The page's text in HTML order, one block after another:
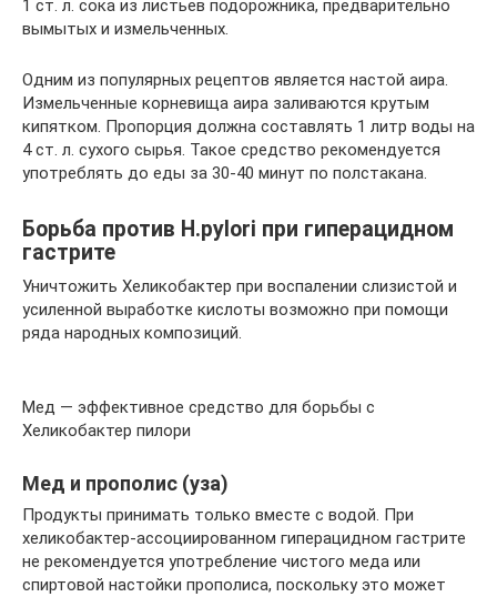
1 ст. л. сока из листьев подорожника, предварительно
вымытых и измельченных.
Одним из популярных рецептов является настой аира.
Измельченные корневища аира заливаются крутым
кипятком. Пропорция должна составлять 1 литр воды на
4 ст. л. сухого сырья. Такое средство рекомендуется
употреблять до еды за 30-40 минут по полстакана.
Борьба против Н.pylori при гиперацидном
гастрите
Уничтожить Хеликобактер при воспалении слизистой и
усиленной выработке кислоты возможно при помощи
ряда народных композиций.
Мед — эффективное средство для борьбы с
Хеликобактер пилори
Мед и прополис (уза)
Продукты принимать только вместе с водой. При
хеликобактер-ассоциированном гиперацидном гастрите
не рекомендуется употребление чистого меда или
спиртовой настойки прополиса, поскольку это может